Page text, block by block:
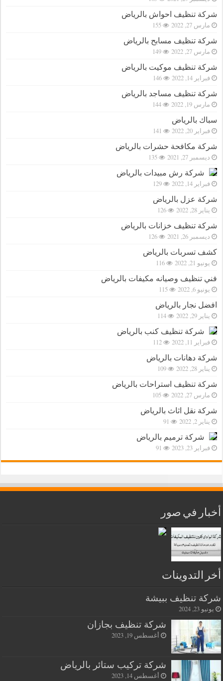
شركة تنظيف احواش بالرياض
مارس 27, 2022 155
شركة تنظيف مسابح بالرياض
مارس 27, 2022 149
شركة تنظيف موكيت بالرياض
فبراير 14, 2022 146
شركة تنظيف مساجد بالرياض
مارس 19, 2022 144
سباك بالرياض
فبراير 20, 2022 141
شركة مكافحة حشرات بالرياض
ديسمبر 27, 2021 135
شركة رش مبيدات بالرياض
فبراير 14, 2022 129
شركة عزل بالرياض
يناير 28, 2022 126
شركة تنظيف خزانات بالرياض
ديسمبر 26, 2021 126
كشف تسربات بالرياض
يونيو 21, 2022 116
فني تنظيف وصيانه مكيفات بالرياض
يونيو 6, 2022 115
افضل نجار بالرياض
يناير 29, 2022 114
شركة تنظيف كنب بالرياض
فبراير 11, 2022 112
شركة دهانات بالرياض
يناير 28, 2022 109
شركة تنظيف استراحات بالرياض
مارس 27, 2022 105
شركة نقل اثاث بالرياض
يناير 2, 2022 91
شركة ترميم بالرياض
فبراير 23, 2023 91
أخبار في صور
أخر التدوينات
شركة تنظيف ببيشة
يونيو 23, 2024
شركة تنظيف بجازان
أغسطس 19, 2023
شركة تركيب ستائر بالرياض
أغسطس 14, 2023